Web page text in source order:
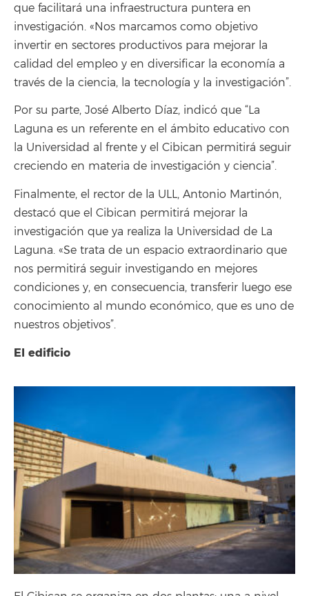
que facilitará una infraestructura puntera en
investigación. «Nos marcamos como objetivo
invertir en sectores productivos para mejorar la
calidad del empleo y en diversificar la economía a
través de la ciencia, la tecnología y la investigación”.
Por su parte, José Alberto Díaz, indicó que “La
Laguna es un referente en el ámbito educativo con
la Universidad al frente y el Cibican permitirá seguir
creciendo en materia de investigación y ciencia”.
Finalmente, el rector de la ULL, Antonio Martinón,
destacó que el Cibican permitirá mejorar la
investigación que ya realiza la Universidad de La
Laguna. «Se trata de un espacio extraordinario que
nos permitirá seguir investigando en mejores
condiciones y, en consecuencia, transferir luego ese
conocimiento al mundo económico, que es uno de
nuestros objetivos”.
El edificio